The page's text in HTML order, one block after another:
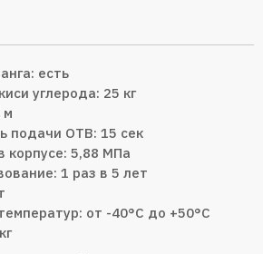
есть
углерода: 25 кг
м
подачи ОТВ: 15 сек
корпусе: 5,88 МПа
1 раз в 5 лет
от -40°С до +50°С